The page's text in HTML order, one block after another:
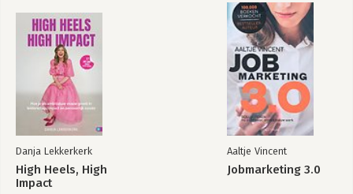
Monique
-Een uitzendconsulente aan het woord
Jolien
Danja Lekkerkerk
High Heels, High
Impact
Aaltje Vincent
Jobmarketing 3.0